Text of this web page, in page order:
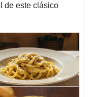
de este clásico